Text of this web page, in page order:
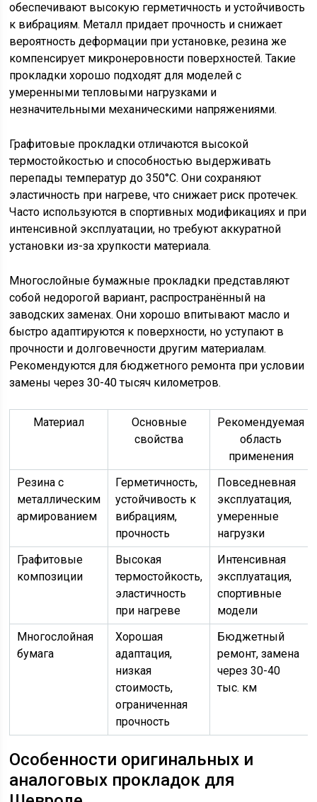
обеспечивают высокую герметичность и устойчивость
к вибрациям. Металл придает прочность и снижает
вероятность деформации при установке, резина же
компенсирует микронеровности поверхностей. Такие
прокладки хорошо подходят для моделей с
умеренными тепловыми нагрузками и
незначительными механическими напряжениями.
Графитовые прокладки отличаются высокой
термостойкостью и способностью выдерживать
перепады температур до 350°С. Они сохраняют
эластичность при нагреве, что снижает риск протечек.
Часто используются в спортивных модификациях и при
интенсивной эксплуатации, но требуют аккуратной
установки из-за хрупкости материала.
Многослойные бумажные прокладки представляют
собой недорогой вариант, распространённый на
заводских заменах. Они хорошо впитывают масло и
быстро адаптируются к поверхности, но уступают в
прочности и долговечности другим материалам.
Рекомендуются для бюджетного ремонта при условии
замены через 30-40 тысяч километров.
Материал
Основные
свойства
Рекомендуемая
область
применения
Резина с
металлическим
армированием
Герметичность,
устойчивость к
вибрациям,
прочность
Повседневная
эксплуатация,
умеренные
нагрузки
Графитовые
композиции
Высокая
термостойкость,
эластичность
при нагреве
Интенсивная
эксплуатация,
спортивные
модели
Многослойная
бумага
Хорошая
адаптация,
низкая
стоимость,
ограниченная
прочность
Бюджетный
ремонт, замена
через 30-40
тыс. км
Особенности оригинальных и
аналоговых прокладок для